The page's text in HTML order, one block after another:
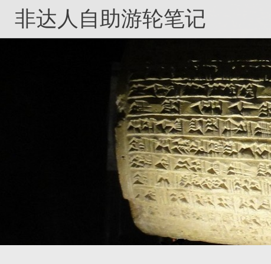
content
非达人自助游轮笔记